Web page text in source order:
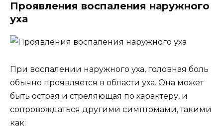
Проявления воспаления наружного
уха
При воспалении наружного уха, головная боль
обычно проявляется в области уха. Она может
быть острая и стреляющая по характеру, и
сопровождаться другими симптомами, такими
как: